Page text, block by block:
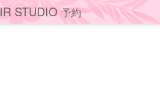
STUDIO予約